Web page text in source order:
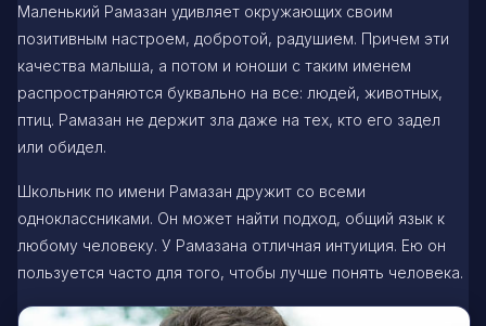
Маленький Рамазан удивляет окружающих своим
позитивным настроем, добротой, радушием. Причем эти
качества малыша, а потом и юноши с таким именем
распространяются буквально на все: людей, животных,
птиц. Рамазан не держит зла даже на тех, кто его задел
или обидел.
Школьник по имени Рамазан дружит со всеми
одноклассниками. Он может найти подход, общий язык к
любому человеку. У Рамазана отличная интуиция. Ею он
пользуется часто для того, чтобы лучше понять человека.